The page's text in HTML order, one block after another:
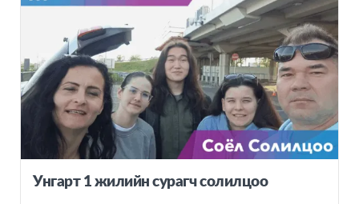
Унгарт 1 жилийн сурагч солилцоо